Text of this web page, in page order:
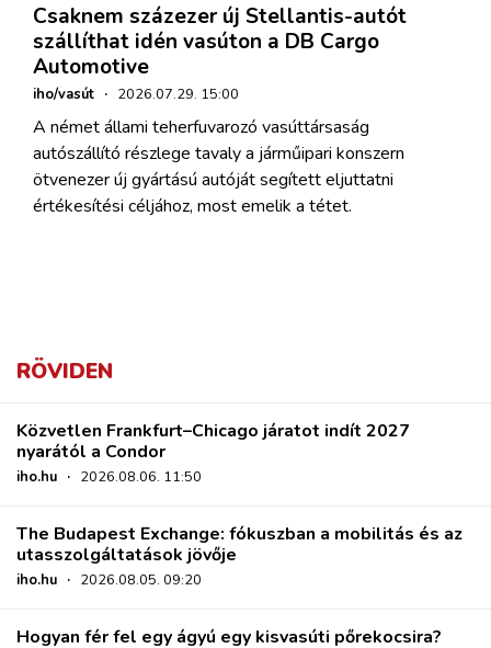
Csaknem százezer új Stellantis-autót
szállíthat idén vasúton a DB Cargo
Automotive
iho/vasút · 2026.07.29. 15:00
A német állami teherfuvarozó vasúttársaság
autószállító részlege tavaly a járműipari konszern
ötvenezer új gyártású autóját segített eljuttatni
értékesítési céljához, most emelik a tétet.
RÖVIDEN
Közvetlen Frankfurt–Chicago járatot indít 2027
nyarától a Condor
iho.hu · 2026.08.06. 11:50
The Budapest Exchange: fókuszban a mobilitás és az
utasszolgáltatások jövője
iho.hu · 2026.08.05. 09:20
Hogyan fér fel egy ágyú egy kisvasúti pőrekocsira?